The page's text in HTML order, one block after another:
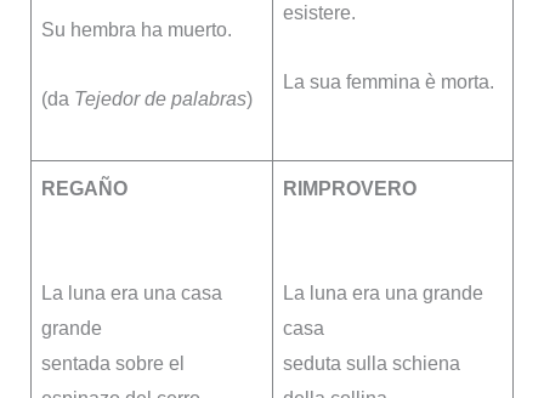
Su hembra ha muerto.
(da Tejedor de palabras)
esistere.
La sua femmina è morta.
REGAÑO
La luna era una casa
grande
sentada sobre el
RIMPROVERO
La luna era una grande
casa
seduta sulla schiena